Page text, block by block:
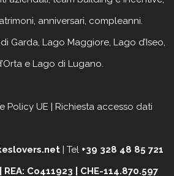
anniversari, compleanni.
Garda, Lago Maggiore, Lago d’Iseo,
e Lago di Lugano.
Policy UE | Richiesta accesso dati
| Tel +39 328 48 85 721
Co411923 | CHE-114.870.597